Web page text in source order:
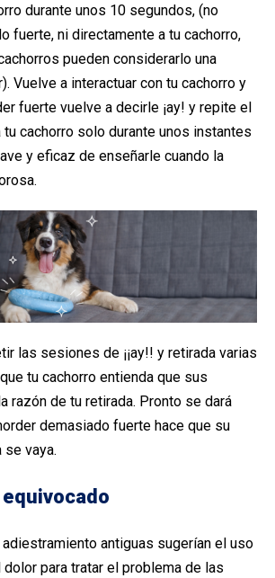
durante unos 10 segundos, (no
fuerte, ni directamente a tu cachorro,
pueden considerarlo una
Vuelve a interactuar con tu cachorro y
fuerte vuelve a decirle ¡ay! y repite el
tu cachorro solo durante unos instantes
y eficaz de enseñarle cuando la
las sesiones de ¡¡ay!! y retirada varias
tu cachorro entienda que sus
razón de tu retirada. Pronto se dará
demasiado fuerte hace que su
vaya.
antiguas sugerían el uso
para tratar el problema de las